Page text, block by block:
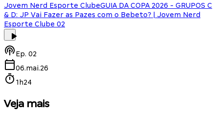
Jovem Nerd Esporte ClubeGUIA DA COPA 2026 - GRUPOS C
& D: JP Vai Fazer as Pazes com o Bebeto? | Jovem Nerd
Esporte Clube 02
Ep. 02
06.mai.26
1h24
Veja mais